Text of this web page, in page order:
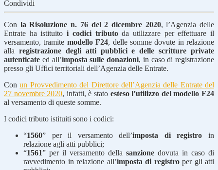
Condividi
Con la Risoluzione n. 76 del 2 dicembre 2020, l’Agenzia delle
Entrate ha istituitoi codici tributoda utilizzare per effettuare il
versamento, tramite modello F24, delle somme dovute in relazione
alla registrazione degli atti pubblici e delle scritture private
autenticate ed all’imposta sulle donazioni, in caso di registrazione
presso gli Uffici territoriali dell’Agenzia delle Entrate.
Conun Provvedimento del Direttore dell’Agenzia delle Entrate del
27 novembre 2020, infatti, è stato esteso l’utilizzo del modello F24
al versamento di queste somme.
I codici tributo istituiti sono i codici:
“1560” per il versamento dell’imposta di registro in
relazione agli atti pubblici;
“1561” per il versamento della sanzione dovuta in caso di
ravvedimento in relazione all’imposta di registroper gli atti